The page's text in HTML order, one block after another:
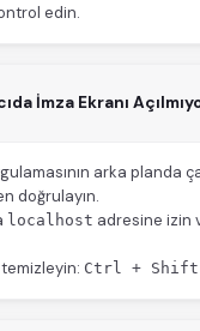
edin.
İmza Ekranı
arka planda
doğrulayın.
localhost adresine izin
Ctrl + Shift